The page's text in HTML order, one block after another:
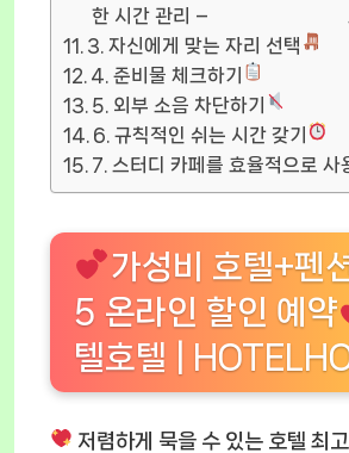
한 시간 관리 –
3. 자신에게 맞는 자리 선택
4. 준비물 체크하기
5. 외부 소음 차단하기
6. 규칙적인 쉬는 시간 갖기
7. 스터디 카페를 효율적으로 사
가성비 호텔+펜
5 온라인 할인 예약
텔호텔 |
저렴하게 묵을 수 있는 호텔 최